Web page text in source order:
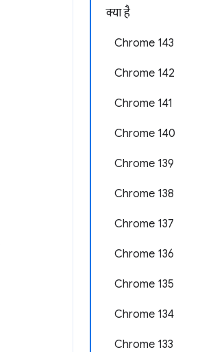
क्या है
Chrome 143
Chrome 142
Chrome 141
Chrome 140
Chrome 139
Chrome 138
Chrome 137
Chrome 136
Chrome 135
Chrome 134
Chrome 133